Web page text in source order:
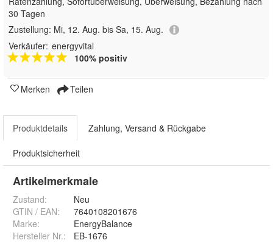
30 Tagen
Zustellung: Mi, 12. Aug. bis Sa, 15. Aug.
Verkäufer: energyvital
100% positiv
Merken Teilen
Produktdetails Zahlung, Versand & Rückgabe
Produktsicherheit
Artikelmerkmale
Zustand:
Neu
GTIN / EAN:
7640108201676
Marke:
EnergyBalance
Hersteller Nr.:
EB-1676